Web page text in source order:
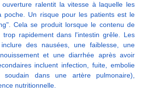
ralentit la vitesse à laquelle les
poche. Un risque pour les patients est le
Cela se produit lorsque le contenu de
trop rapidement dans l'intestin grêle. Les
des nausées, une faiblesse, une
et une diarrhée après avoir
incluent infection, fuite, embolie
soudain dans une artère pulmonaire),
nutritionnelle.